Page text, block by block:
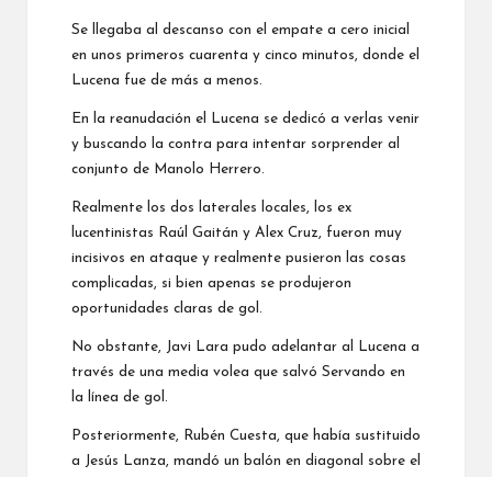
Se llegaba al descanso con el empate a cero inicial
en unos primeros cuarenta y cinco minutos, donde el
Lucena fue de más a menos.
En la reanudación el Lucena se dedicó a verlas venir
y buscando la contra para intentar sorprender al
conjunto de Manolo Herrero.
Realmente los dos laterales locales, los ex
lucentinistas Raúl Gaitán y Alex Cruz, fueron muy
incisivos en ataque y realmente pusieron las cosas
complicadas, si bien apenas se produjeron
oportunidades claras de gol.
No obstante, Javi Lara pudo adelantar al Lucena a
través de una media volea que salvó Servando en
la línea de gol.
Posteriormente, Rubén Cuesta, que había sustituido
a Jesús Lanza, mandó un balón en diagonal sobre el